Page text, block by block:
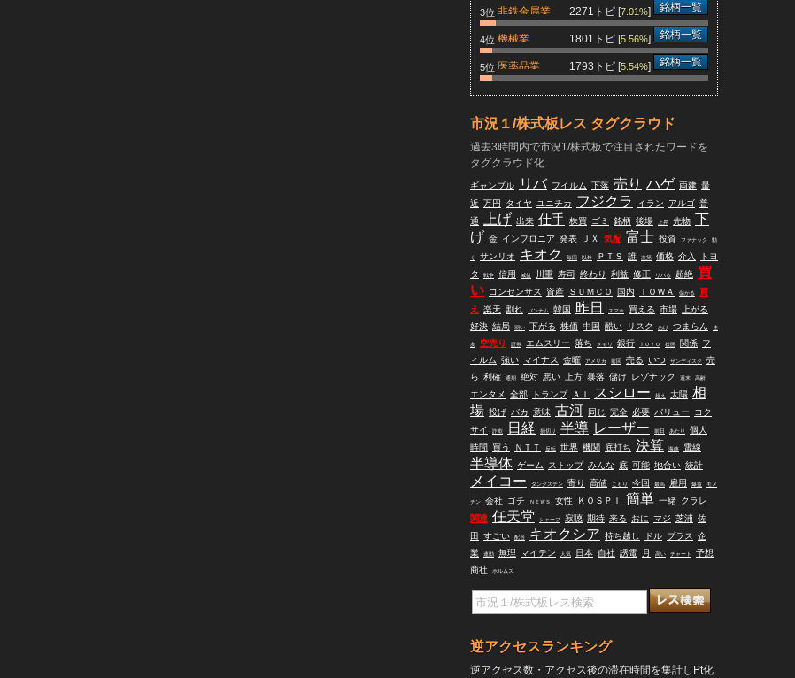
3位 非鉄金属業 2271トピ [7.01%] 銘柄一覧
4位 機械業 1801トピ [5.56%] 銘柄一覧
5位 医薬品業 1793トピ [5.54%] 銘柄一覧
市況１/株式板レス タグクラウド
過去3時間内で市況1/株式板で注目されたワードを
タグクラウド化
ギャンブル リバ フイルム 下落 売り ハゲ 両建 最
近 万円 タイヤ ユニチカ フジクラ イラン アルゴ 普
通
上げ 出来 仕手 株買 ゴミ 銘柄 後場 上昇 先物 下
げ 金 インフロニア 発表 ＪＸ 気配 富士 投資 ファナック 動
く サンリオ キオク 毎回 以外 ＰＴＳ 誰 次第 価格 介入
トヨ
タ
戦争 信用 減益 川重 寿司 終わり 利益 修正 リバる 超絶
買
い コンセンサス 資産 ＳＵＭＣＯ 国内 ＴＯＷＡ 儲かる
買
え
楽天 割れ バンナム 韓国 昨日 スマホ 買える 市場
上がる
好決 結局 弱い 下がる 株価 中国 酷い リスク あげ つまらん 住
友 空売り 証券 エムスリー 落ち メモリ 銀行 ＴＯＹＯ 状態 関係 フ
ィルム 強い マイナス 金曜 アメリカ 前回 売る いつ サンディスク
売
ら 利確 通期 絶対 悪い 上方 暴落 儲け レゾナック 週末 高齢
エンタメ 全部 トランプ ＡＩ スシロー 超え 太陽 相
場 投げ バカ 意味 古河 同じ 完全 必要 バリュー
コク
サイ
詐欺 日経 損切り 半導 レーザー 前日 あたり
個人
時間
買う ＮＴＴ 反転 世界 機関 底打ち 決算 海峡 電線
半導体 ゲーム ストップ みんな 底 可能 地合い 統計
メイコー タングステン 寄り 高値 こもり 今回 最高 雇用 爆益 モメ
チン 会社 ゴチ ＮＥＷＳ 女性 ＫＯＳＰＩ 簡単 一緒 クラレ
関連 任天堂 シャープ 寂聴 期待 来る おに マジ 芝浦 佐
田
すごい 配当 キオクシア 持ち越し ドル プラス
企
業
連動 無理 マイテン 人気 日本 自社 誘電 月 高い チャート
予想
商社
ホルムズ
逆アクセスランキング
逆アクセス数・アクセス後の滞在時間を集計しPt化